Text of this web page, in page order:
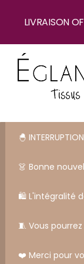
LIVRAISON
🐣
👗 Bonne
🛍️ L'intégralité
🧵 Vous
❤️ Merci pour